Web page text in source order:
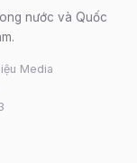
nước và Quốc
Media